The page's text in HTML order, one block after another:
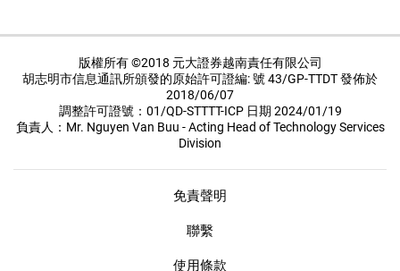
版權所有 ©2018 元大證券越南責任有限公司
胡志明市信息通訊所頒發的原始許可證編: 號 43/GP-TTDT 發佈於
2018/06/07
調整許可證號：01/QD-STTTT-ICP 日期 2024/01/19
負責人：Mr. Nguyen Van Buu - Acting Head of Technology Services
Division
免責聲明
聯繫
使用條款